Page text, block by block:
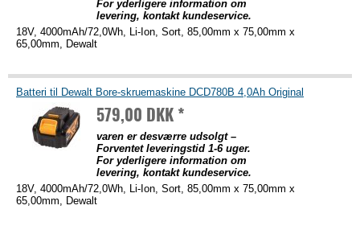
For yderligere information om
levering, kontakt kundeservice.
18V, 4000mAh/72,0Wh, Li-Ion, Sort, 85,00mm x 75,00mm x
65,00mm, Dewalt
Batteri til Dewalt Bore-skruemaskine DCD780B 4,0Ah Original
579,00 DKK *
varen er desværre udsolgt –
Forventet leveringstid 1-6 uger.
For yderligere information om
levering, kontakt kundeservice.
18V, 4000mAh/72,0Wh, Li-Ion, Sort, 85,00mm x 75,00mm x
65,00mm, Dewalt